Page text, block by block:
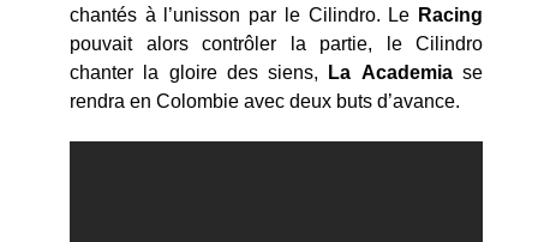
chantés à l’unisson par le Cilindro. Le Racing
pouvait alors contrôler la partie, le Cilindro
chanter la gloire des siens,
La Academiase
rendra en Colombie avec deux buts d’avance.